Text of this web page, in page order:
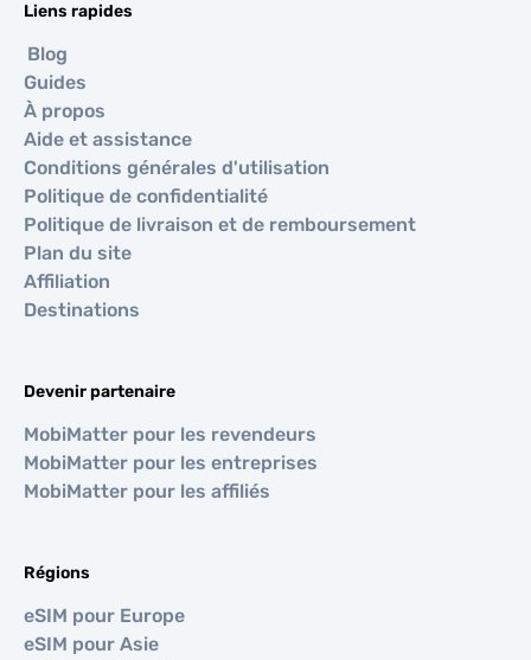
Liens rapides
Blog
Guides
À propos
Aide et assistance
Conditions générales d'utilisation
Politique de confidentialité
Politique de livraison et de remboursement
Plan du site
Affiliation
Destinations
Devenir partenaire
MobiMatter pour les revendeurs
MobiMatter pour les entreprises
MobiMatter pour les affiliés
Régions
eSIM pour Europe
eSIM pour Asie